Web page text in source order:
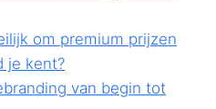
om premium prijzen
je kent?
van begin tot